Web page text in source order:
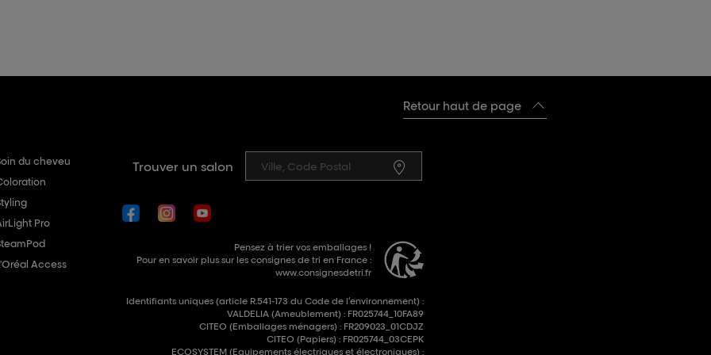
du cheveu
Pro
Access
Trouver un salon
Pensez à trier vos emballages !
Pour en savoir plus sur les consignes de tri en France :
www.consignesdetri.fr
Identifiants uniques (article R.541-173 du Code de l’environnement) :
VALDELIA (Ameublement) : FR025744_10FA89
CITEO (Emballages ménagers) : FR209023_01CDJZ
CITEO (Papiers) : FR025744_03CEPK
ECOSYSTEM (Equipements électriques et électroniques) :
Retour haut de page